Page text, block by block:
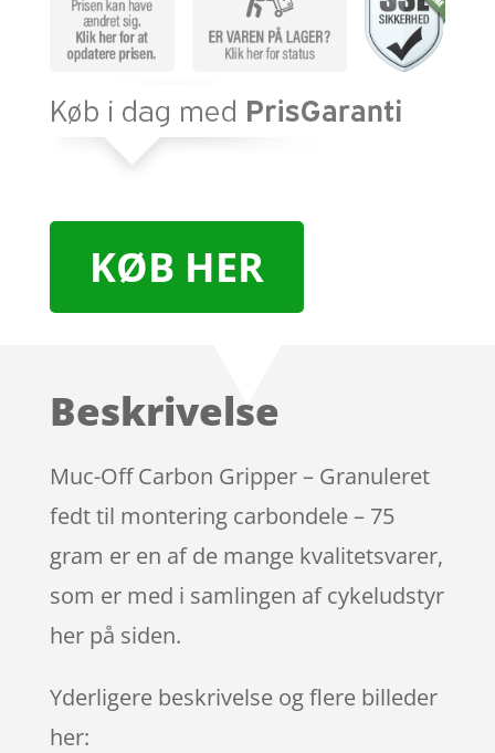
KØB HER
Beskrivelse
Muc-Off Carbon Gripper – Granuleret
fedt til montering carbondele – 75
gram er en af de mange kvalitetsvarer,
som er med i samlingen af cykeludstyr
her på siden.
Yderligere beskrivelse og flere billeder
her: